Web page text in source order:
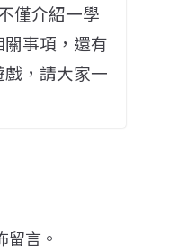
僅介紹一學
事項，還有
，請大家一
留言。